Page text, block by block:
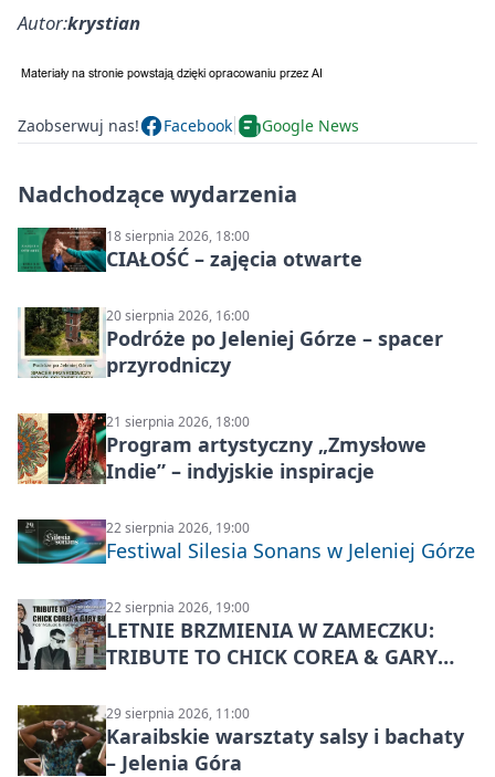
Autor:krystian
Zaobserwuj nas! Facebook Google News
Nadchodzące wydarzenia
18 sierpnia 2026, 18:00
CIAŁOŚĆ – zajęcia otwarte
20 sierpnia 2026, 16:00
Podróże po Jeleniej Górze – spacer
przyrodniczy
21 sierpnia 2026, 18:00
Program artystyczny „Zmysłowe
Indie” – indyjskie inspiracje
22 sierpnia 2026, 19:00
Festiwal Silesia Sonans w Jeleniej Górze
22 sierpnia 2026, 19:00
LETNIE BRZMIENIA W ZAMECZKU:
TRIBUTE TO CHICK COREA & GARY
29 sierpnia 2026, 11:00
Karaibskie warsztaty salsy i bachaty
– Jelenia Góra